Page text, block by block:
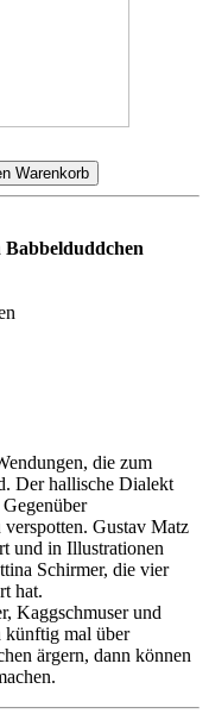
Babbelduddchen
die zum
Der hallische Dialekt
Gustav Matz
und in Illustrationen
Schirmer, die vier
hat.
Kaggschmuser und
künftig mal über
ärgern, dann können